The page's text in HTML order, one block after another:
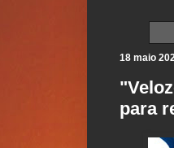
18 maio
para